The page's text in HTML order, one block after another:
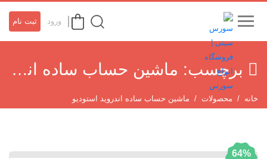
ورود ثبت نام
برچسب: ماشین حساب ساده اندروید استودیو
خانه محصولات ماشین حساب ساده اندروید استودیو
64%